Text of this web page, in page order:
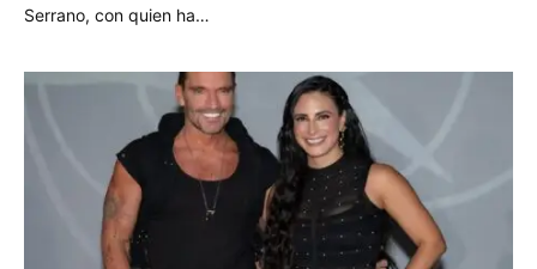
Serrano, con quien ha…